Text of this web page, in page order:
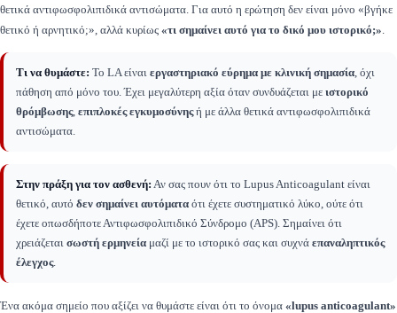
θετικά αντιφωσφολιπιδικά αντισώματα. Για αυτό η ερώτηση δεν είναι μόνο «βγήκε
θετικό ή αρνητικό;», αλλά κυρίως «τι σημαίνει αυτό για το δικό μου ιστορικό;».
Τι να θυμάστε: Το LA είναι εργαστηριακό εύρημα με κλινική σημασία, όχι
πάθηση από μόνο του. Έχει μεγαλύτερη αξία όταν συνδυάζεται με ιστορικό
θρόμβωσης, επιπλοκές εγκυμοσύνηςή με άλλα θετικά αντιφωσφολιπιδικά
αντισώματα.
Στην πράξη για τον ασθενή: Αν σας πουν ότι το Lupus Anticoagulant είναι
θετικό, αυτό δεν σημαίνει αυτόματα ότι έχετε συστηματικό λύκο, ούτε ότι
έχετε οπωσδήποτε Αντιφωσφολιπιδικό Σύνδρομο (APS). Σημαίνει ότι
χρειάζεται σωστή ερμηνεία μαζί με το ιστορικό σας και συχνά επαναληπτικός
έλεγχος.
Ένα ακόμα σημείο που αξίζει να θυμάστε είναι ότι το όνομα «lupus anticoagulant»